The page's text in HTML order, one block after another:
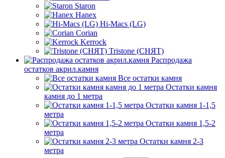
Staron
Hanex
Hi-Macs (LG)
Corian
Kerrock
Tristone (СНЯТ)
Распродажа
остатков акрил.камня
Все остатки камня
Остатки камня
камня до 1 метра
Остатки камня 1-1,5
метра
Остатки камня 1,5-2
метра
Остатки камня 2-3
метра